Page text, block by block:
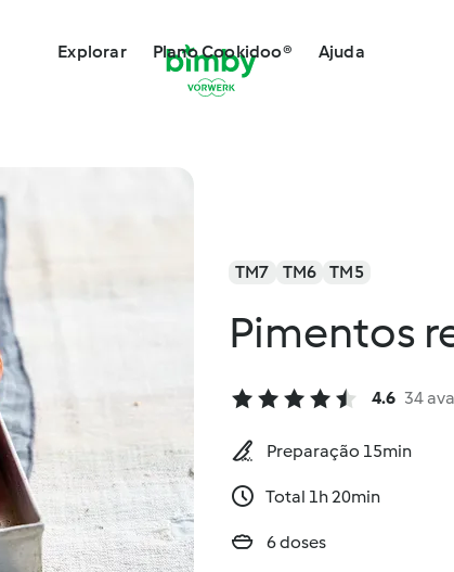
Explorar Plano Cookidoo® Ajuda
TM7 TM6 TM5
Pimentos
4.6 34
Preparação 15min
Total 1h 20min
6 doses